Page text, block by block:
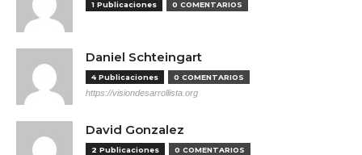
1 Publicaciones 0 COMENTARIOS
Daniel Schteingart
4 Publicaciones 0 COMENTARIOS
https://visiondesarrollista.org
David Gonzalez
2 Publicaciones 0 COMENTARIOS